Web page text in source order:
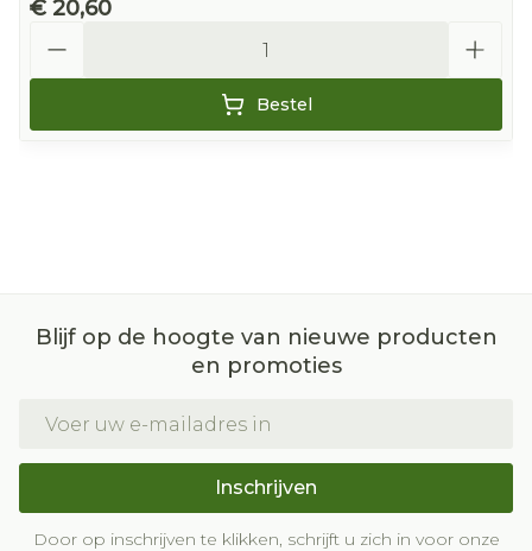
€ 20,60
Bestel
Blijf op de hoogte van nieuwe producten
en promoties
Inschrijven
Door op inschrijven te klikken, schrijft u zich in voor onze